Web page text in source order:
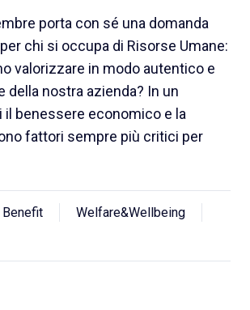
porta con sé una domanda
chi si occupa di Risorse Umane:
valorizzare in modo autentico e
della nostra azienda? In un
benessere economico e la
fattori sempre più critici per
Benefit
Welfare&Wellbeing